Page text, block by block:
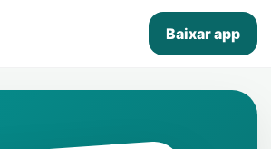
Baixar app